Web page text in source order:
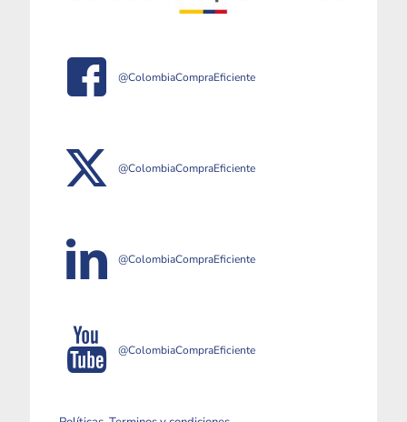
@ColombiaCompraEficiente
@ColombiaCompraEficiente
@ColombiaCompraEficiente
@ColombiaCompraEficiente